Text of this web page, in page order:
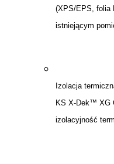
(XPS/EPS, folia
istniejącym
Izolacja
KS X-Dek™ XG
izolacyjność